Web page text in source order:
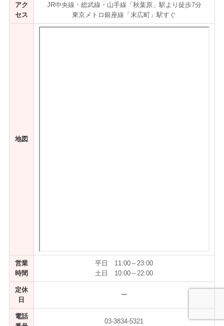
アク
セス
JR中央線・総武線・山手線「秋葉原」駅より徒歩7分
東京メトロ銀座線「末広町」駅すぐ
地図
営業
時間
平日 11:00～23:00
土日 10:00～22:00
定休
日
ー
電話
03-3834-5321